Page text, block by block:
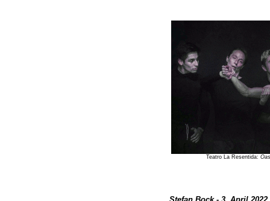
Teatro La Resentida: